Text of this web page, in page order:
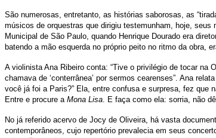
São numerosas, entretanto, as histórias saborosas, as
músicos de orquestras que dirigiu testemunham, hoje,
Municipal de São Paulo, quando Henrique Dourado era
batendo a mão esquerda no próprio peito no ritmo da obra,
A violinista Ana Ribeiro conta: “Tive o privilégio de tocar na
chamava de ‘conterrânea’ por sermos cearenses”. Ana
você já foi a Paris?” Ela, entre confusa e surpresa, fez que
Entre e procure a Mona Lisa. E faça como ela: sorria, não
No já referido acervo de Jocy de Oliveira, há vasta
contemporâneos, cujo repertório prevalecia em seus